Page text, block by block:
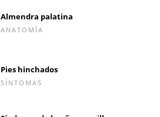
Almendra palatina
ANATOMÍA
Pies hinchados
SÍNTOMAS